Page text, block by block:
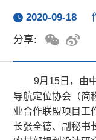
2020-09-18
分享:
9月15日，由
导航定位协会（简
业合作联盟项目工
长张全德、副秘书